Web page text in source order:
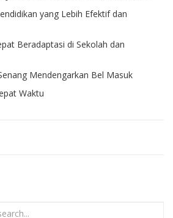
yang Lebih Efektif dan
Beradaptasi di Sekolah dan
Mendengarkan Bel Masuk
Waktu